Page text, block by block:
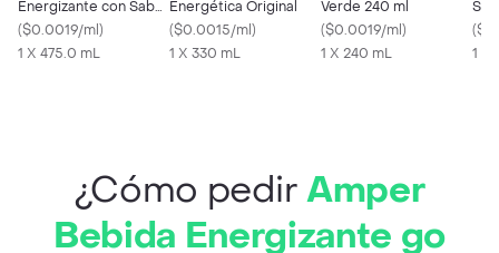
Energizante con Sabor
a Mora Azul y Borojó
($0.0019/ml)
1 X 475.0 mL
Energética Original
($0.0015/ml)
1 X 330 mL
Verde 240 ml
($0.0019/ml)
1 X 240 mL
(
1 X
¿Cómo pedirAmper
Bebida Energizante go